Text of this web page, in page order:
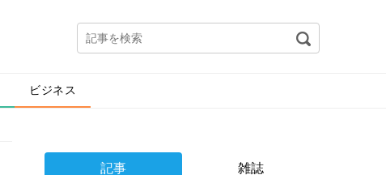
ビジネス
記事 雑誌